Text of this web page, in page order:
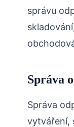
správu
Správa
Správa
vytváření,